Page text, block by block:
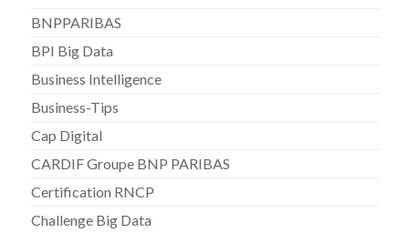
BNPPARIBAS
BPI Big Data
Business Intelligence
Business-Tips
Cap Digital
CARDIF Groupe BNP PARIBAS
Certification RNCP
Challenge Big Data